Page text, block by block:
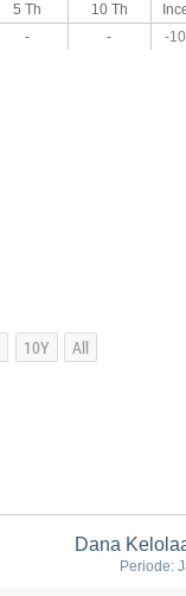
5 Th 10 Th
- - -
Dana
Periode: